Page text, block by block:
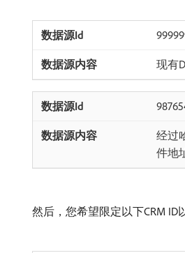
现有
经过
件地
然后，您希望限定以下CRM ID